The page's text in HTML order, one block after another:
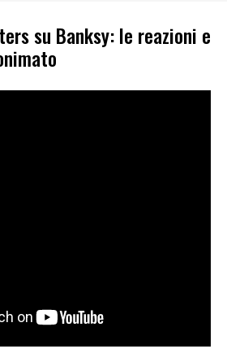
su Banksy: le reazioni e